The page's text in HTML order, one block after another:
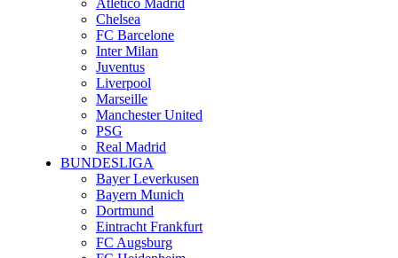
Atletico Madrid
Chelsea
FC Barcelone
Inter Milan
Juventus
Liverpool
Marseille
Manchester United
PSG
Real Madrid
BUNDESLIGA
Bayer Leverkusen
Bayern Munich
Dortmund
Eintracht Frankfurt
FC Augsburg